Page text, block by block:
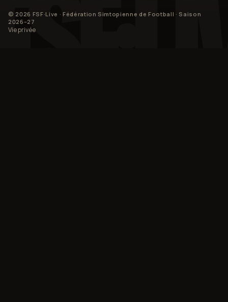
©2026 FSF·Live · Fédération Simtopienne de Football · Saison
2026–27
Vie privée